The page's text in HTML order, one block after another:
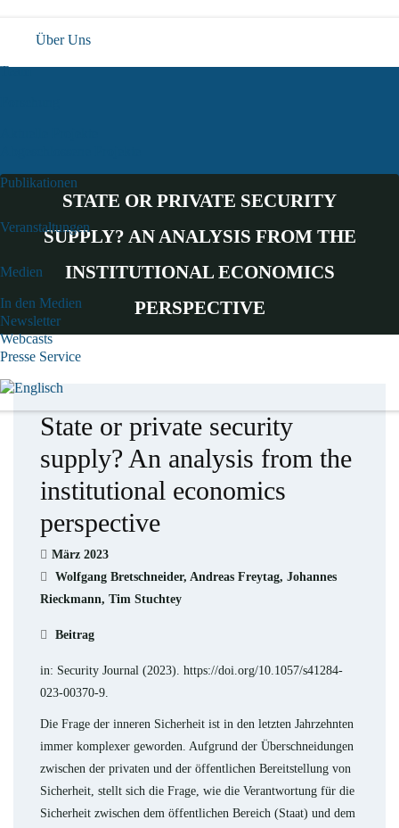
Über Uns
Team
Publikationen
Veranstaltungen
Medien
In den Medien
Newsletter
Webcasts
Presse Service
STATE OR PRIVATE SECURITY
SUPPLY? AN ANALYSIS FROM THE
INSTITUTIONAL ECONOMICS
PERSPECTIVE
State or private security
supply? An analysis from the
institutional economics
perspective
März 2023
Wolfgang Bretschneider, Andreas Freytag, Johannes
Rieckmann, Tim Stuchtey
Beitrag
in: Security Journal (2023). https://doi.org/10.1057/s41284-
023-00370-9.
Die Frage der inneren Sicherheit ist in den letzten Jahrzehnten
immer komplexer geworden. Aufgrund der Überschneidungen
zwischen der privaten und der öffentlichen Bereitstellung von
Sicherheit, stellt sich die Frage, wie die Verantwortung für die
Sicherheit zwischen dem öffentlichen Bereich (Staat) und dem